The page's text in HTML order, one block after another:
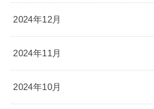
2024年12月
2024年11月
2024年10月